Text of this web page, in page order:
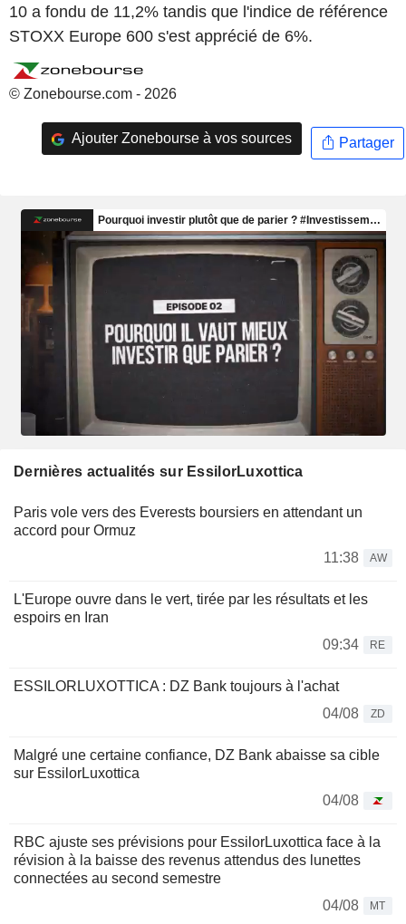
10 a fondu de 11,2% tandis que l'indice de référence
STOXX Europe 600 s'est apprécié de 6%.
© Zonebourse.com - 2026
Ajouter Zonebourse à vos sources Partager
Dernières actualités sur EssilorLuxottica
Paris vole vers des Everests boursiers en attendant un
accord pour Ormuz
11:38
AW
L'Europe ouvre dans le vert, tirée par les résultats et les
espoirs en Iran
09:34
RE
ESSILORLUXOTTICA : DZ Bank toujours à l'achat
04/08
ZD
Malgré une certaine confiance, DZ Bank abaisse sa cible
sur EssilorLuxottica
04/08
RBC ajuste ses prévisions pour EssilorLuxottica face à la
révision à la baisse des revenus attendus des lunettes
connectées au second semestre
04/08
MT